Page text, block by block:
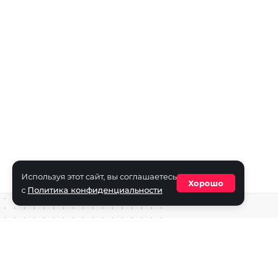
Используя этот сайт, вы соглашаетесь
с Политика конфиденциальности
Хорошо